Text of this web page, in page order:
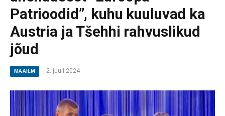
Patrioodid”, kuhu kuuluvad ka
Austria ja Tšehhi rahvuslikud
jõud
MAAILM 2. juuli 2024